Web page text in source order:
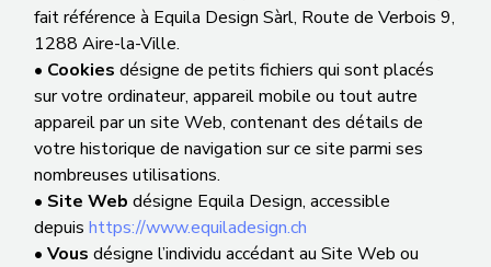
fait référence à Equila Design Sàrl, Route de Verbois 9,
1288 Aire-la-Ville.
• Cookies désigne de petits fichiers qui sont placés
sur votre ordinateur, appareil mobile ou tout autre
appareil par un site Web, contenant des détails de
votre historique de navigation sur ce site parmi ses
nombreuses utilisations.
• Site Web désigne Equila Design, accessible
depuis https://www.equiladesign.ch
• Vous désigne l’individu accédant au Site Web ou